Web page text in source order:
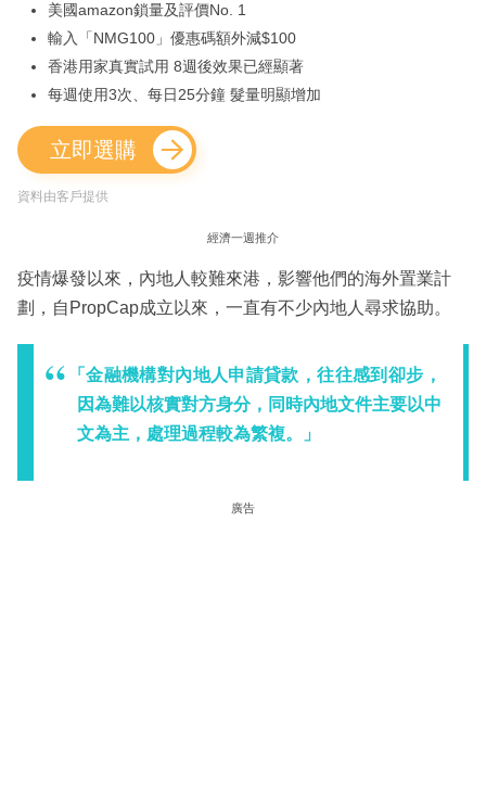
美國amazon鎖量及評價No. 1
輸入「NMG100」優惠碼額外減$100
香港用家真實試用 8週後效果已經顯著
每週使用3次、每日25分鐘 髮量明顯增加
立即選購
資料由客戶提供
經濟一週推介
疫情爆發以來，內地人較難來港，影響他們的海外置業計
劃，自PropCap成立以來，一直有不少內地人尋求協助。
「金融機構對內地人申請貸款，往往感到卻步，
因為難以核實對方身分，同時內地文件主要以中
文為主，處理過程較為繁複。」
廣告